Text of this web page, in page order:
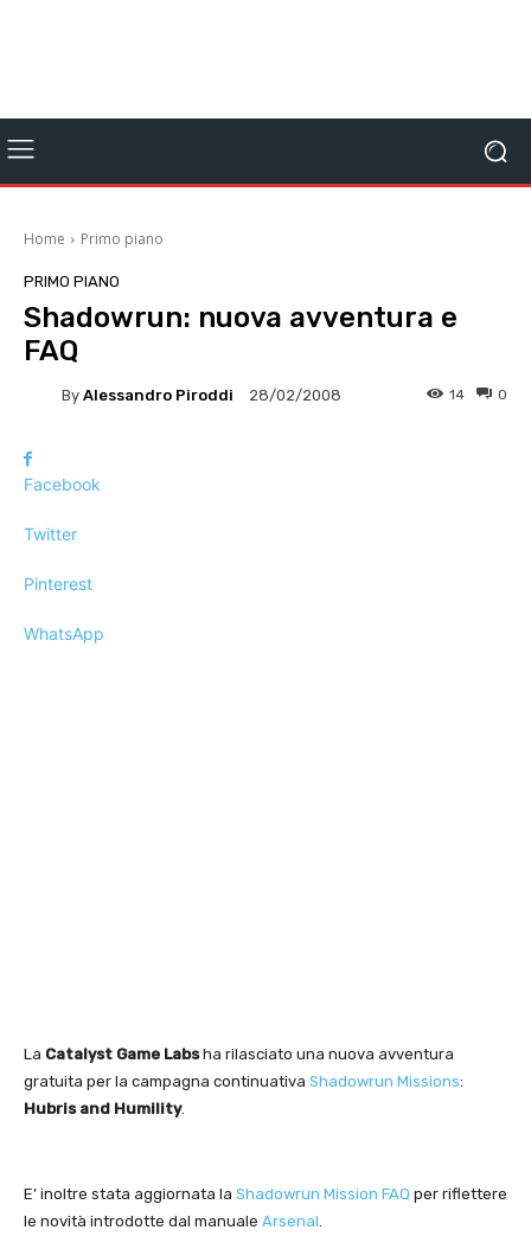
Home Primo piano
PRIMO PIANO
Shadowrun: nuova avventura e
FAQ
By Alessandro Piroddi 28/02/2008 0
14
Facebook
Twitter
Pinterest
WhatsApp
La Catalyst Game Labsha rilasciato una nuova avventura
gratuita per la campagna continuativa Shadowrun Missions:
Hubris and Humility.
E’ inoltre stata aggiornata la Shadowrun Mission FAQ per riflettere
le novità introdotte dal manuale Arsenal.